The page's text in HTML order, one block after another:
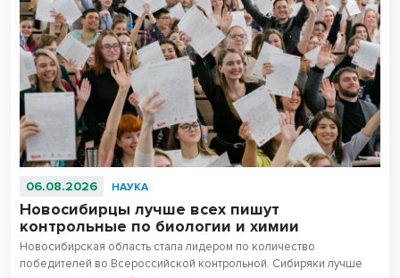
06.08.2026 НАУКА
Новосибирцы лучше всех пишут
контрольные по биологии и химии
Новосибирская область стала лидером по количество
победителей во Всероссийской контрольной. Сибиряки лучше